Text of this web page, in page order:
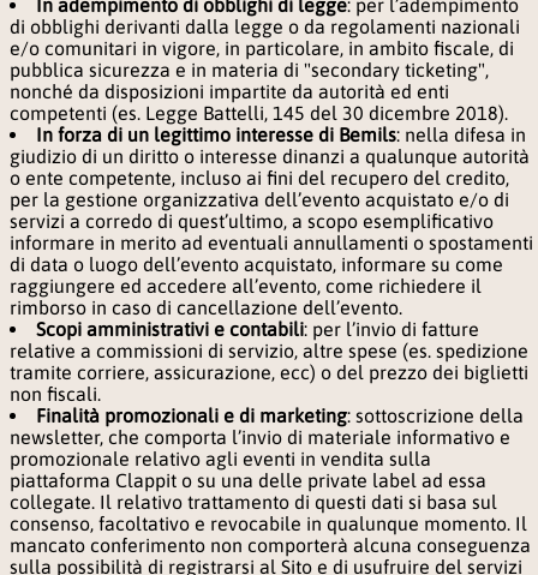
In adempimento di obblighi di legge: per l’adempimento
di obblighi derivanti dalla legge o da regolamenti nazionali
e/o comunitari in vigore, in particolare, in ambito fiscale, di
pubblica sicurezza e in materia di "secondary ticketing",
nonché da disposizioni impartite da autorità ed enti
competenti (es. Legge Battelli, 145 del 30 dicembre 2018).
In forza di un legittimo interesse di Bemils: nella difesa in
giudizio di un diritto o interesse dinanzi a qualunque autorità
o ente competente, incluso ai fini del recupero del credito,
per la gestione organizzativa dell’evento acquistato e/o di
servizi a corredo di quest’ultimo, a scopo esemplificativo
informare in merito ad eventuali annullamenti o spostamenti
di data o luogo dell’evento acquistato, informare su come
raggiungere ed accedere all’evento, come richiedere il
rimborso in caso di cancellazione dell’evento.
Scopi amministrativi e contabili: per l’invio di fatture
relative a commissioni di servizio, altre spese (es. spedizione
tramite corriere, assicurazione, ecc) o del prezzo dei biglietti
non fiscali.
Finalità promozionali e di marketing: sottoscrizione della
newsletter, che comporta l’invio di materiale informativo e
promozionale relativo agli eventi in vendita sulla
piattaforma Clappit o su una delle private label ad essa
collegate. Il relativo trattamento di questi dati si basa sul
consenso, facoltativo e revocabile in qualunque momento. Il
mancato conferimento non comporterà alcuna conseguenza
sulla possibilità di registrarsi al Sito e di usufruire del servizi